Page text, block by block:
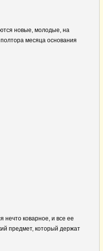
новые, молодые, на
месяца основания
нечто коварное, и все ее
предмет, который держат